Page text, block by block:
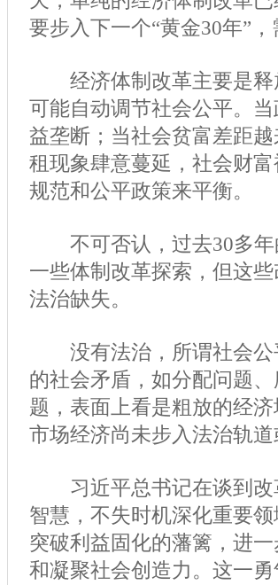
要步入下一个“黄金30年”
经济体制改革主要是释
可能自动调节社会公平。
益垄断；当社会贫富差距
租现象肆意蔓延，社会财
规范和公平政策来平衡。
不可否认，过去30多年
一些体制改革探索，但这
法治缺失。
没有法治，所谓社会公
的社会矛盾，如分配问题
题，表面上看是粗放的经
市场经济尚未步入法治轨
习近平总书记在谈到改
智慧，不失时机深化重要
突破利益固化的藩篱，进
和凝聚社会创造力。这一